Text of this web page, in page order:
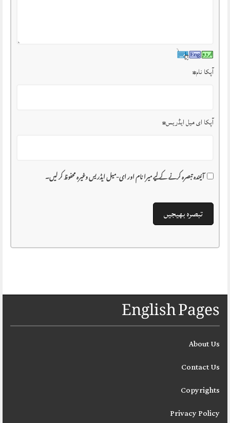
آپکا نام*
آپکا ای میل ایڈریس*
آئیندہ تبصرہ کرنے کے لیے میرا نام اور ای-میل ایڈریس وغیرہ محفوظ کر لیں۔
English Pages
About Us
Contact Us
Copyrights
Privacy Policy